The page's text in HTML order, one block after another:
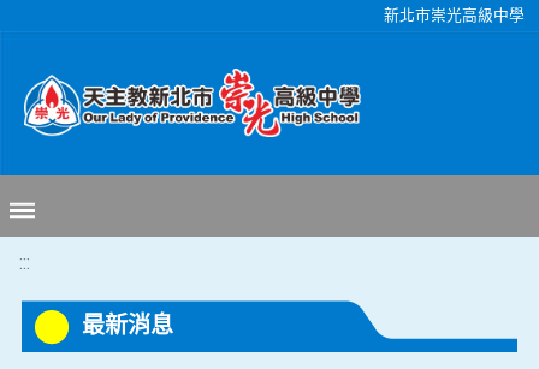
新北市崇光高級中學
:::
最新消息